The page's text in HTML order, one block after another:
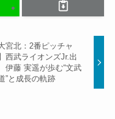
宮北：2番ピッチャ
西武ライオンズJr.出
藤 実遥が歩む“文武
”と成長の軌跡